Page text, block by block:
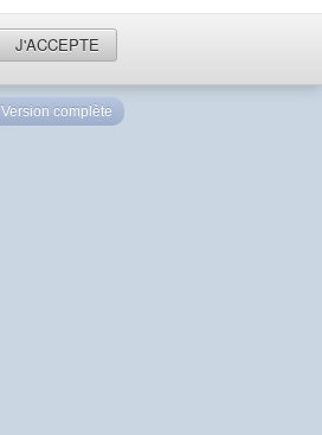
J'ACCEPTE
Version complète